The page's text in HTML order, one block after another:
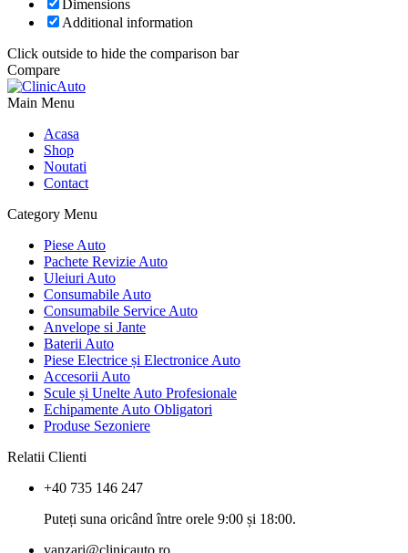
Dimensions
Additional information
Click outside to hide the comparison bar
Compare
Main Menu
Acasa
Shop
Noutati
Contact
Category Menu
Piese Auto
Pachete Revizie Auto
Uleiuri Auto
Consumabile Auto
Consumabile Service Auto
Anvelope si Jante
Baterii Auto
Piese Electrice și Electronice Auto
Accesorii Auto
Scule și Unelte Auto Profesionale
Echipamente Auto Obligatori
Produse Sezoniere
Relatii Clienti
+40 735 146 247
Puteți suna oricând între orele 9:00 și 18:00.
vanzari@clinicauto.ro